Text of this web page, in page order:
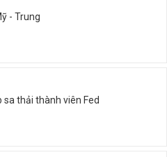
- Trung
thải thành viên Fed